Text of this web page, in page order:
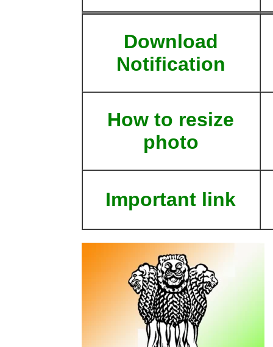
Download
Notification
How to resize
photo
Important link